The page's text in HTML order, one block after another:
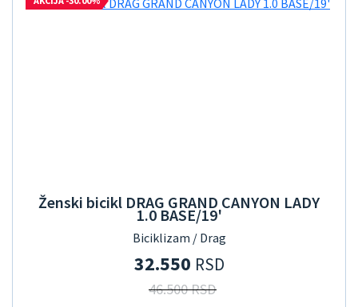
Ženski bicikl DRAG GRAND CANYON LADY
1.0 BASE/19'
Biciklizam / Drag
32.550 RSD
46.500 RSD